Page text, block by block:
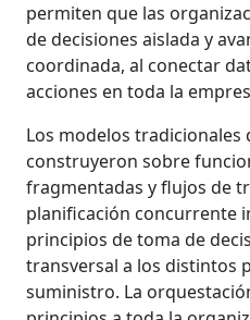
permiten que las
de decisiones aislada y
coordinada, al conectar
acciones en toda la
Los modelos tradicionales
construyeron sobre
fragmentadas y flujos de
planificación concurrente
principios de toma de
transversal a los distintos
suministro. La